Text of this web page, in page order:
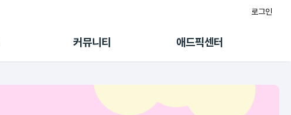
로그인
커뮤니티 애드픽센터
랭킹
초대보너스
수익 Live
멤버십 센터
마이도메인